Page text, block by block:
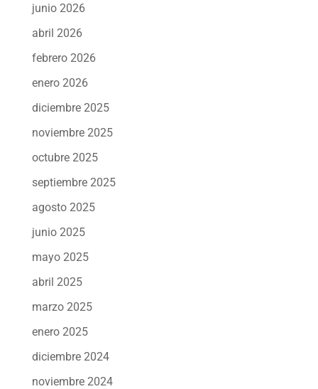
junio 2026
abril 2026
febrero 2026
enero 2026
diciembre 2025
noviembre 2025
octubre 2025
septiembre 2025
agosto 2025
junio 2025
mayo 2025
abril 2025
marzo 2025
enero 2025
diciembre 2024
noviembre 2024